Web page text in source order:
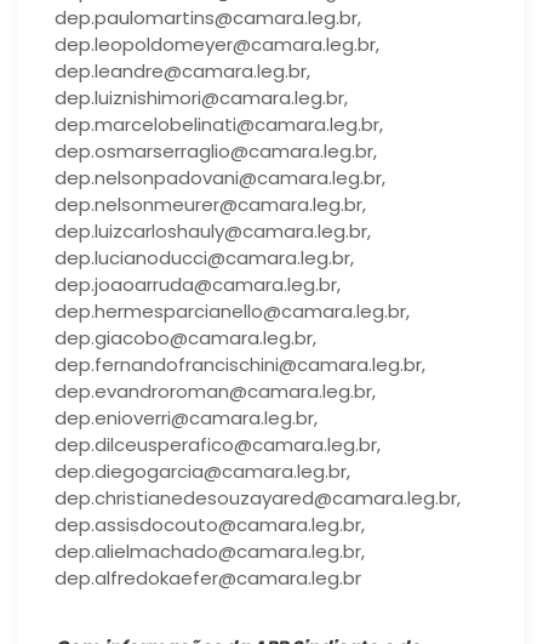
dep.paulomartins@camara.leg.br,
dep.leopoldomeyer@camara.leg.br,
dep.leandre@camara.leg.br,
dep.luiznishimori@camara.leg.br,
dep.marcelobelinati@camara.leg.br,
dep.osmarserraglio@camara.leg.br,
dep.nelsonpadovani@camara.leg.br,
dep.nelsonmeurer@camara.leg.br,
dep.luizcarloshauly@camara.leg.br,
dep.lucianoducci@camara.leg.br,
dep.joaoarruda@camara.leg.br,
dep.hermesparcianello@camara.leg.br,
dep.giacobo@camara.leg.br,
dep.fernandofrancischini@camara.leg.br,
dep.evandroroman@camara.leg.br,
dep.enioverri@camara.leg.br,
dep.dilceusperafico@camara.leg.br,
dep.diegogarcia@camara.leg.br,
dep.christianedesouzayared@camara.leg.br,
dep.assisdocouto@camara.leg.br,
dep.alielmachado@camara.leg.br,
dep.alfredokaefer@camara.leg.br